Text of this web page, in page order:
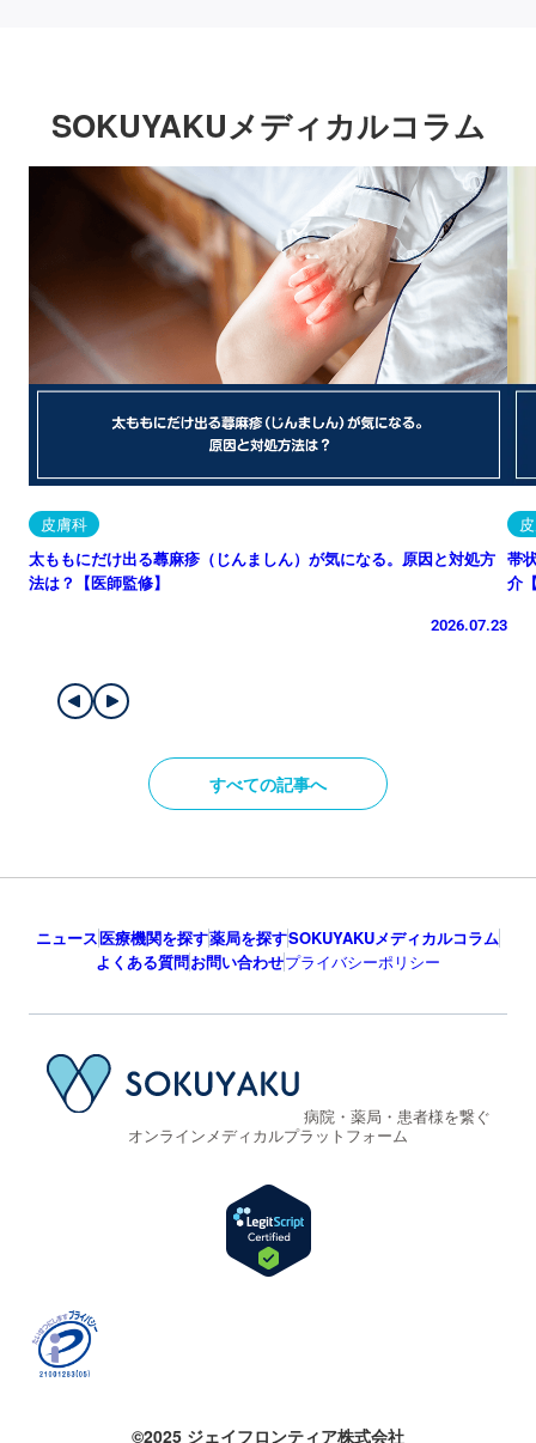
SOKUYAKUメディカルコラム
皮膚科
太ももにだけ出る蕁麻疹（じんましん）が気になる。原因と対処方
法は？【医師監修】
2026.07.23
帯
介
すべての記事へ
ニュース医療機関を探す薬局を探すSOKUYAKUメディカルコラム
よくある質問お問い合わせプライバシーポリシー
病院・薬局・患者様を繋ぐ
オンラインメディカルプラットフォーム
©2025 ジェイフロンティア株式会社